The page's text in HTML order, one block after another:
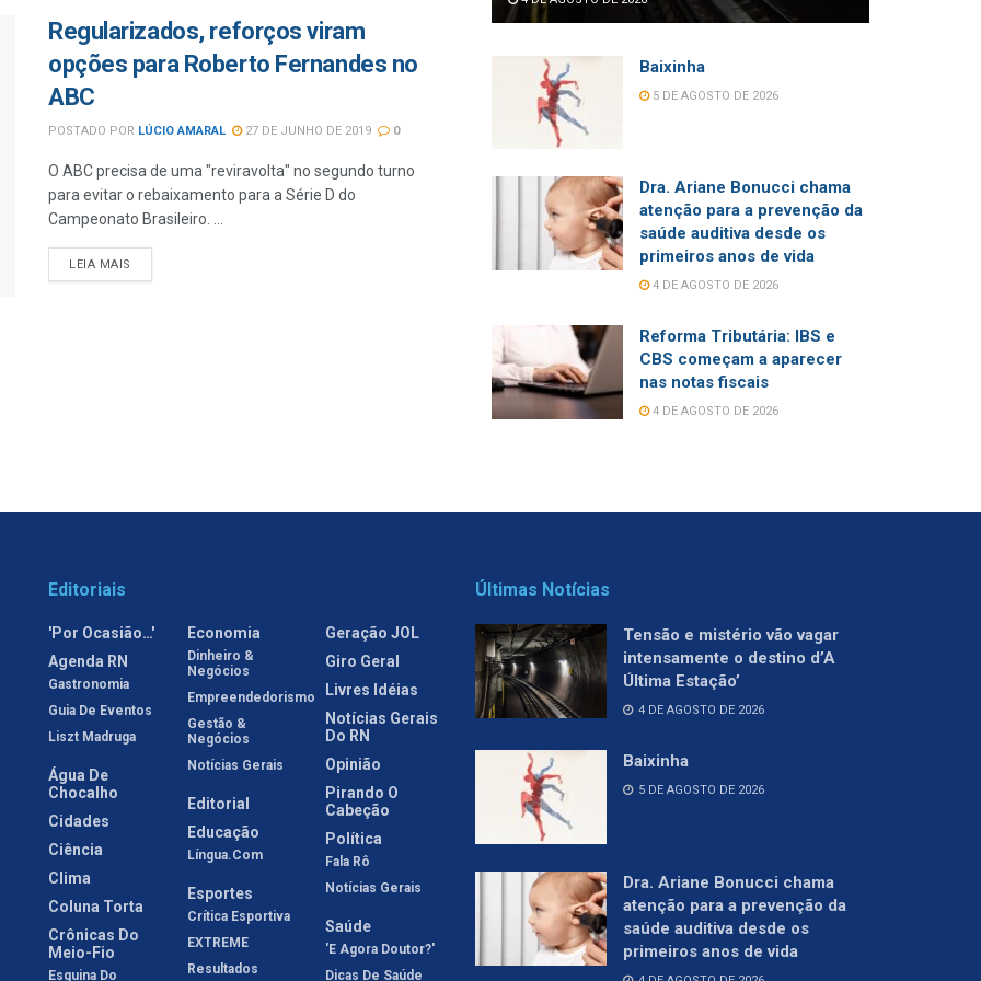
Regularizados, reforços viram
opções para Roberto Fernandes no
ABC
POSTADO POR LÚCIO AMARAL 27 DE JUNHO DE 2019 0
O ABC precisa de uma "reviravolta" no segundo turno
para evitar o rebaixamento para a Série D do
Campeonato Brasileiro. ...
LEIA MAIS
Baixinha
5 DE AGOSTO DE 2026
Dra. Ariane Bonucci chama
atenção para a prevenção da
saúde auditiva desde os
primeiros anos de vida
4 DE AGOSTO DE 2026
Reforma Tributária: IBS e
CBS começam a aparecer
nas notas fiscais
4 DE AGOSTO DE 2026
Editoriais
'Por Ocasião…'
Agenda RN
Gastronomia
Guia De Eventos
Liszt Madruga
Água De
Chocalho
Cidades
Ciência
Clima
Coluna Torta
Crônicas Do
Meio-Fio
Esquina Do
Economia
Dinheiro &
Negócios
Empreendedorismo
Gestão &
Negócios
Notícias Gerais
Editorial
Educação
Língua.com
Esportes
Crítica Esportiva
EXTREME
Resultados
Geração JOL
Giro Geral
Livres Idéias
Notícias Gerais
Do RN
Opinião
Pirando O
Cabeção
Política
Fala Rô
Notícias Gerais
Saúde
'E Agora Doutor?'
Dicas De Saúde
Últimas Notícias
Tensão e mistério vão vagar
intensamente o destino d’A
Última Estação’
4 DE AGOSTO DE 2026
Baixinha
5 DE AGOSTO DE 2026
Dra. Ariane Bonucci chama
atenção para a prevenção da
saúde auditiva desde os
primeiros anos de vida